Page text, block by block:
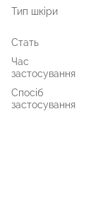
Тип шкіри
Стать
Час
застосування
Спосіб
застосування